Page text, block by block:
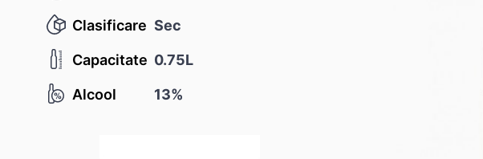
Clasificare Sec
Capacitate 0.75L
Alcool 13%